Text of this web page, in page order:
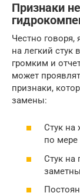
Признаки
Честно
на легкий стук
громким и
может
признаки,
замены:
Стук на
по мере
Стук на